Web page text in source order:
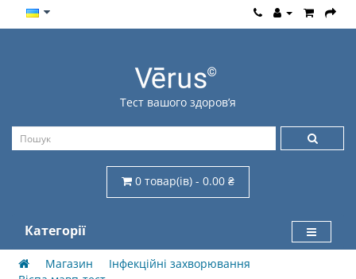
Тест вашого здоров’я
0 товар(ів) - 0.00 ₴
Категорії
Магазин
Інфекційні захворювання